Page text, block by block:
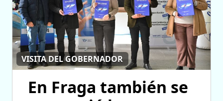
VISITA DEL GOBERNADOR
En Fraga también se